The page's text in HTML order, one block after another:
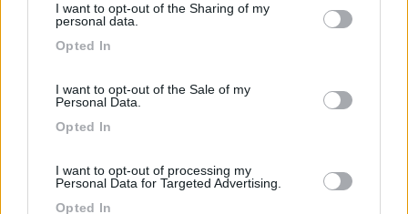
not limited to your visit or usage behaviour. You may click to
use your data for below specified purposes in below Google
I want to opt-out of the Sharing of my
personal data.
Opted In
I want to opt-out of the Sale of my
Personal Data.
Opted In
I want to opt-out of processing my
Personal Data for Targeted Advertising.
Opted In
7R 6mt di lunghezza con letto longitudinale in fondo: l'ho
venduto appena ho potuto perche' toccavo con i piedi la
dinette eppure non sono alto 1,75, non si respirava ed il gavone
Wingamm con letto logitudinale e basculante ma mai comodo
come quello del Laika mansardato. Ti consiglio di prenderlo a
noleggio perche' solo cosi' ti puoi rendere conto. Saluti Walter